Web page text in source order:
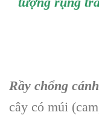
Rầy chổng cánh
cây có múi